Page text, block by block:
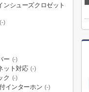
ンシューズクロゼット
(-)
ー (-)
ット対応 (-)
ク (-)
インターホン (-)